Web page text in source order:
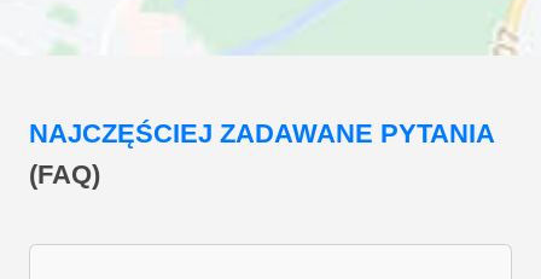
NAJCZĘŚCIEJ ZADAWANE PYTANIA
(FAQ)